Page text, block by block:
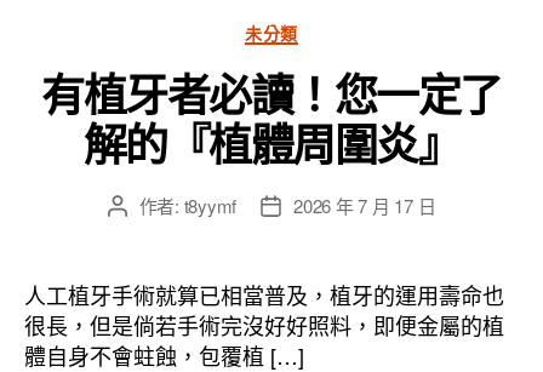
分
類
未分類
有植牙者必讀！您一定了
解的『植體周圍炎』
文
者
作者: t8yymf
文
佈
日
期
2026 年 7 月 17 日
人工植牙手術就算已相當普及，植牙的運用壽命也
很長，但是倘若手術完沒好好照料，即便金屬的植
體自身不會蛀蝕，包覆植 […]